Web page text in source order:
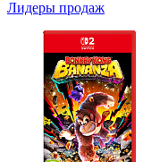
Лидеры продаж